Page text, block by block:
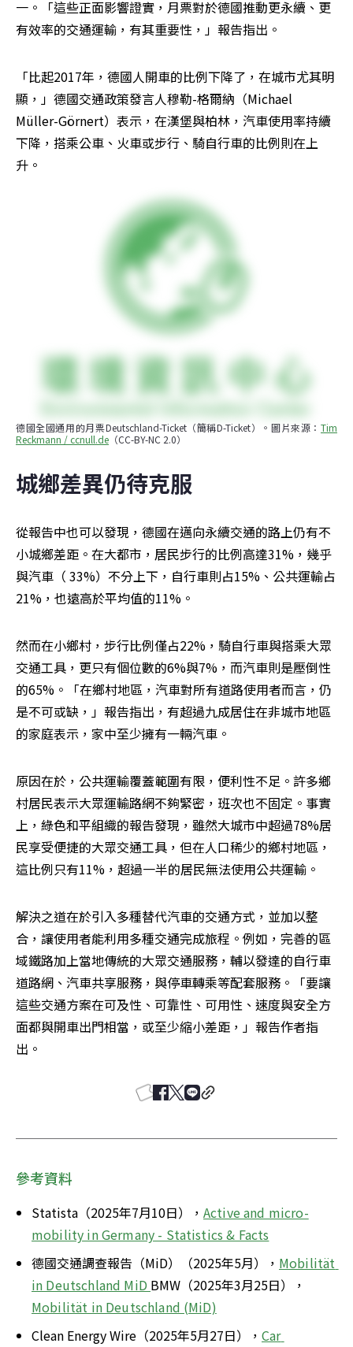
一。「這些正面影響證實，月票對於德國推動更永續、更
有效率的交通運輸，有其重要性，」報告指出。
「比起2017年，德國人開車的比例下降了，在城市尤其明
顯，」德國交通政策發言人穆勒-格爾納（Michael
Müller-Görnert）表示，在漢堡與柏林，汽車使用率持續
下降，搭乘公車、火車或步行、騎自行車的比例則在上
升。
德國全國通用的月票Deutschland-Ticket（簡稱D-Ticket）。圖片來源： Tim
Reckmann / ccnull.de （CC-BY-NC 2.0）
城鄉差異仍待克服
從報告中也可以發現，德國在邁向永續交通的路上仍有不
小城鄉差距。在大都市，居民步行的比例高達31%，幾乎
與汽車（ 33%）不分上下，自行車則占15%、公共運輸占
21%，也遠高於平均值的11%。
然而在小鄉村，步行比例僅占22%，騎自行車與搭乘大眾
交通工具，更只有個位數的6%與7%，而汽車則是壓倒性
的65%。「在鄉村地區，汽車對所有道路使用者而言，仍
是不可或缺，」報告指出，有超過九成居住在非城市地區
的家庭表示，家中至少擁有一輛汽車。
原因在於，公共運輸覆蓋範圍有限，便利性不足。許多鄉
村居民表示大眾運輸路網不夠緊密，班次也不固定。事實
上，綠色和平組織的報告發現，雖然大城市中超過78%居
民享受便捷的大眾交通工具，但在人口稀少的鄉村地區，
這比例只有11%，超過一半的居民無法使用公共運輸。
解決之道在於引入多種替代汽車的交通方式，並加以整
合，讓使用者能利用多種交通完成旅程。例如，完善的區
域鐵路加上當地傳統的大眾交通服務，輔以發達的自行車
道路網、汽車共享服務，與停車轉乘等配套服務。「要讓
這些交通方案在可及性、可靠性、可用性、速度與安全方
面都與開車出門相當，或至少縮小差距，」報告作者指
出。
參考資料
Statista（2025年7月10日）， Active and micro-
mobility in Germany - Statistics & Facts
德國交通調查報告（MiD）（2025年5月）， Mobilität
in Deutschland MiD BMW（2025年3月25日），
Mobilität in Deutschland (MiD)
Clean Energy Wire（2025年5月27日）， Car